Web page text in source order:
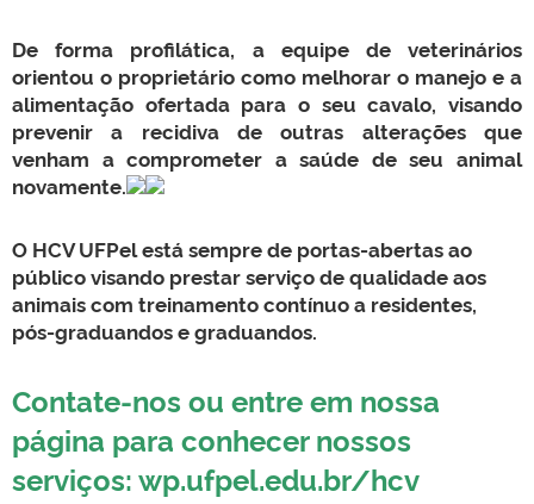
De forma profilática, a equipe de veterinários
orientou o proprietário como melhorar o manejo e a
alimentação ofertada para o seu cavalo, visando
prevenir a recidiva de outras alterações que
venham a comprometer a saúde de seu animal
novamente.
O HCV UFPel está sempre de portas-abertas ao
público visando prestar serviço de qualidade aos
animais com treinamento contínuo a residentes,
pós-graduandos e graduandos.
Contate-nos ou entre em nossa
página para conhecer nossos
serviços: wp.ufpel.edu.br/hcv